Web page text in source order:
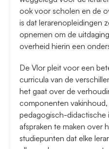
ook voor scholen en de
is dat lerarenopleidingen
opnemen om de
overheid hierin een
De Vlor pleit voor een
curricula van de
het gaat over de
componenten
pedagogisch-didactische
afspraken te maken over
studiepunten dat elke